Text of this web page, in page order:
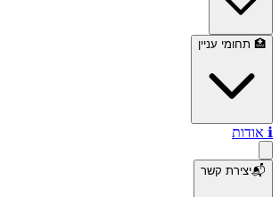
🏥 תחומי עניין
ℹ️ אודות
📬יצירת קשר